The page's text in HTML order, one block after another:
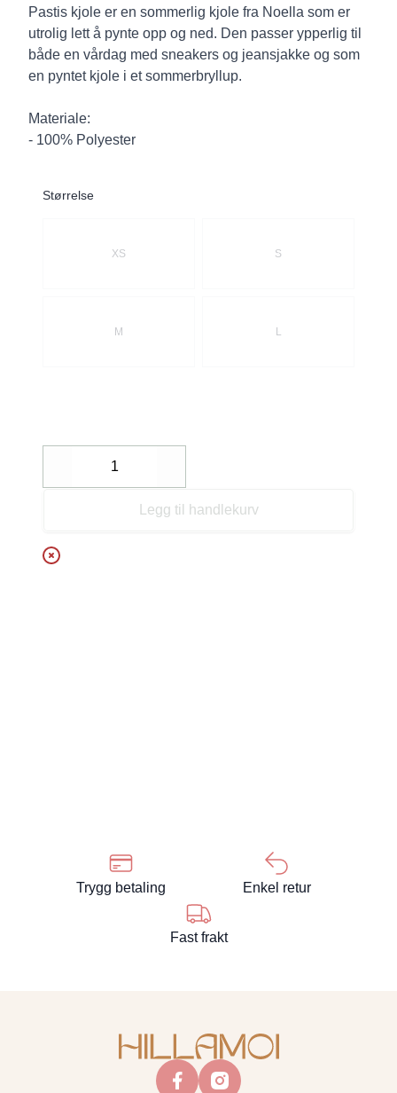
Description
Pastis kjole er en sommerlig kjole fra Noella som er
utrolig lett å pynte opp og ned. Den passer ypperlig til
både en vårdag med sneakers og jeansjakke og som
en pyntet kjole i et sommerbryllup.
Materiale:
- 100% Polyester
Størrelse
XS S
M L
Decrease
Legg til handlekurv
Trygg betaling Enkel retur
Fast frakt
facebookinstagram